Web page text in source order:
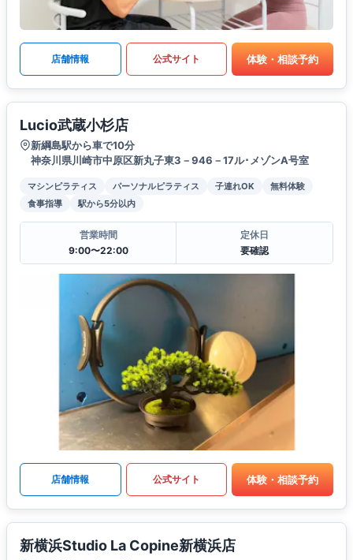
店舗情報 公式サイト 体験・相談予約
Lucio武蔵小杉店
新綱島駅から車で10分
神奈川県川崎市中原区新丸子東3－946－17ル･メゾンA号室
マシンピラティス パーソナルピラティス 子連れOK
無料体験
食事指導
駅から5分以内
営業時間
9:00〜22:00
定休日
要確認
店舗情報 公式サイト 体験・相談予約
新横浜Studio La Copine新横浜店